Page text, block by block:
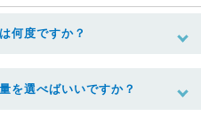
何度ですか？
を選べばいいですか？